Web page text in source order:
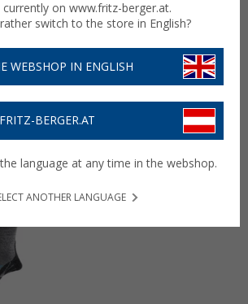
currently on www.fritz-berger.at.
switch to the store in English?
WEBSHOP IN ENGLISH
BERGER.AT
language at any time in the webshop.
ANOTHER LANGUAGE